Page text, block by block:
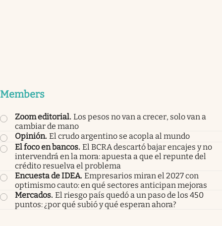
Members
Zoom editorial. Los pesos no van a crecer, solo van a
cambiar de mano
Opinión. El crudo argentino se acopla al mundo
El foco en bancos. El BCRA descartó bajar encajes y no
intervendrá en la mora: apuesta a que el repunte del
crédito resuelva el problema
Encuesta de IDEA. Empresarios miran el 2027 con
optimismo cauto: en qué sectores anticipan mejoras
Mercados. El riesgo país quedó a un paso de los 450
puntos: ¿por qué subió y qué esperan ahora?